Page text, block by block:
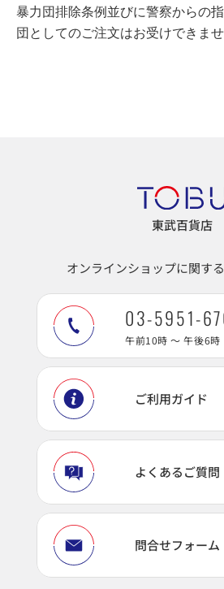
暴力団排除条例並びに警察からの
団としてのご注文はお受けできませ
東武百貨店
オンラインショップに関す
03-5951-
午前10時 ～ 午後6時
ご利用ガイド
よくあるご質問
問合せフォーム